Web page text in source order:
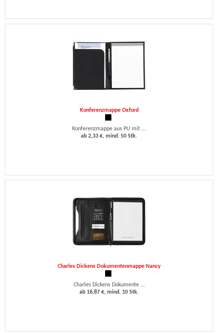
Konferenzmappe Oxford
Konferenzmappe aus PU mit ...
ab 2,33 €, mind. 50 Stk.
Charles Dickens Dokumentenmappe Nancy
Charles Dickens Dokumente ...
ab 16,87 €, mind. 10 Stk.